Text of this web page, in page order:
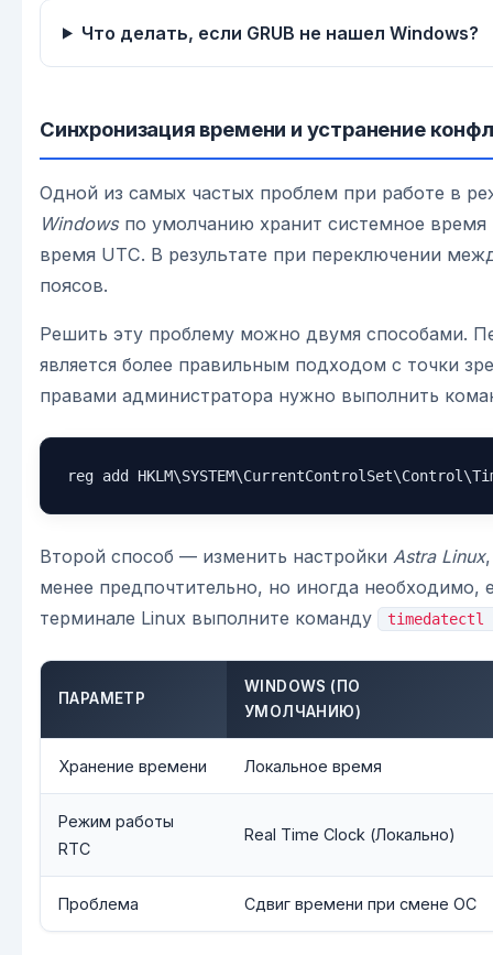
Что делать, если GRUB не нашел Windows?
Синхронизация времени и устранение
Одной из самых частых проблем при работе в
Windowsпо умолчанию хранит системное
время UTC. В результате при переключении
поясов.
Решить эту проблему можно двумя способами.
является более правильным подходом с точки
правами администратора нужно выполнить
reg add
Второй способ — изменить настройки Astra Linux
менее предпочтительно, но иногда
терминале Linux выполните команду
ПАРАМЕТР
WINDOWS (ПО
УМОЛЧАНИЮ)
Хранение времени Локальное время
Режим работы
RTC
Real Time Clock (Локально)
Проблема Сдвиг времени при смене ОС